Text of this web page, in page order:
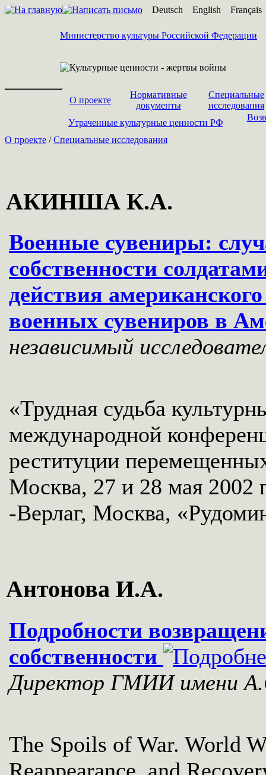
Deutsch English Français
Министерство культуры Российской Федерации
О проекте
Нормативные
документы
Специальные
исследования
Утраченные культурные ценности РФ
О проекте /Специальные исследования
АКИНША К.А.
Военные сувениры:
собственности
действия
военных сувениров в
независимый
«Трудная судьба
международной
реституции
Москва, 27 и 28 мая 2002
-Верлаг, Москва,
Антонова И.А.
Подробности
собственности
Директор ГМИИ имени
The Spoils of War. World